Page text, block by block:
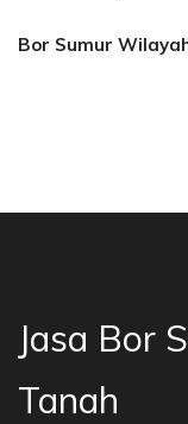
Bor Sumur
Jasa Bor
Tanah